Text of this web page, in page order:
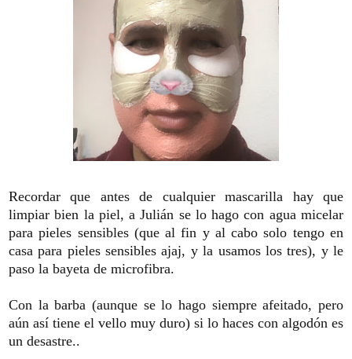
Recordar que antes de cualquier mascarilla hay que
limpiar bien la piel, a Julián se lo hago con agua micelar
para pieles sensibles (que al fin y al cabo solo tengo en
casa para pieles sensibles ajaj, y la usamos los tres), y le
paso la bayeta de microfibra.
Con la barba (aunque se lo hago siempre afeitado, pero
aún así tiene el vello muy duro) si lo haces con algodón es
un desastre..